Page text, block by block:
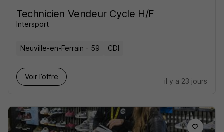
Technicien Vendeur Cycle H/F
Intersport
Neuville-en-Ferrain - 59 CDI
Voir l’offre
il y a 23 jours